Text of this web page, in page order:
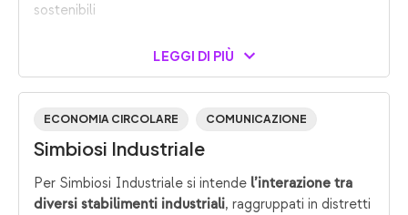
sostenibili
LEGGI DI PIÙ
ECONOMIA CIRCOLARE COMUNICAZIONE
Simbiosi Industriale
Per Simbiosi Industriale si intende l’interazione tra
diversi stabilimenti industriali, raggruppati in distretti